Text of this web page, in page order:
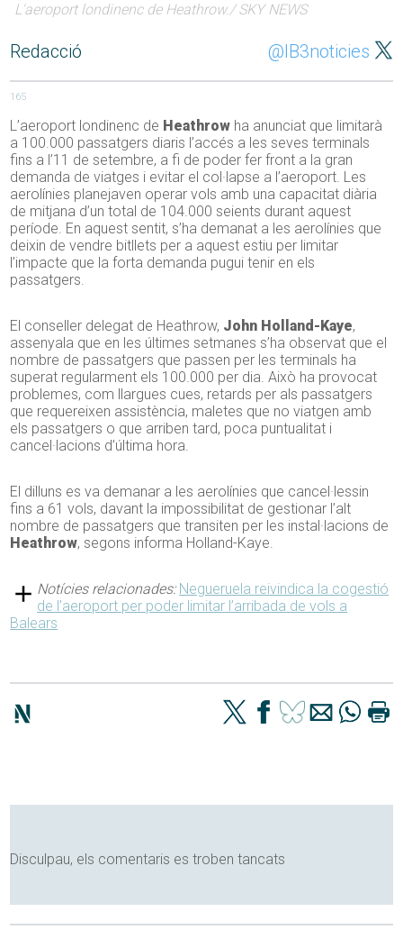
L'aeroport londinenc de Heathrow./ SKY NEWS
Redacció @IB3noticies
165
L’aeroport londinenc de Heathrow ha anunciat que limitarà
a 100.000 passatgers diaris l’accés a les seves terminals
fins a l’11 de setembre, a fi de poder fer front a la gran
demanda de viatges i evitar el col·lapse a l’aeroport. Les
aerolínies planejaven operar vols amb una capacitat diària
de mitjana d’un total de 104.000 seients durant aquest
període. En aquest sentit, s’ha demanat a les aerolínies que
deixin de vendre bitllets per a aquest estiu per limitar
l’impacte que la forta demanda pugui tenir en els
passatgers.
El conseller delegat de Heathrow, John Holland-Kaye,
assenyala que en les últimes setmanes s’ha observat que el
nombre de passatgers que passen per les terminals ha
superat regularment els 100.000 per dia. Això ha provocat
problemes, com llargues cues, retards per als passatgers
que requereixen assistència, maletes que no viatgen amb
els passatgers o que arriben tard, poca puntualitat i
cancel·lacions d’última hora.
El dilluns es va demanar a les aerolínies que cancel·lessin
fins a 61 vols, davant la impossibilitat de gestionar l’alt
nombre de passatgers que transiten per les instal·lacions de
Heathrow, segons informa Holland-Kaye.
Notícies relacionades: Negueruela reivindica la cogestió
de l’aeroport per poder limitar l’arribada de vols a
Balears
Disculpau, els comentaris es troben tancats